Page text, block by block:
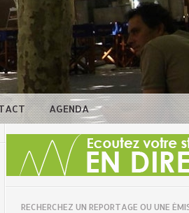
AGENDA
RECHERCHEZ UN REPORTAGE OU UNE